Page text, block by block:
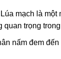
mạch là
trọng
nấm đem